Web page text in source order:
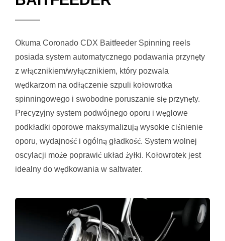
Okuma Coronado CDX Baitfeeder Spinning reels
posiada system automatycznego podawania przynęty
z włącznikiem/wyłącznikiem, który pozwala
wędkarzom na odłączenie szpuli kołowrotka
spinningowego i swobodne poruszanie się przynęty.
Precyzyjny system podwójnego oporu i węglowe
podkładki oporowe maksymalizują wysokie ciśnienie
oporu, wydajność i ogólną gładkość. System wolnej
oscylacji może poprawić układ żyłki. Kołowrotek jest
idealny do wędkowania w saltwater.